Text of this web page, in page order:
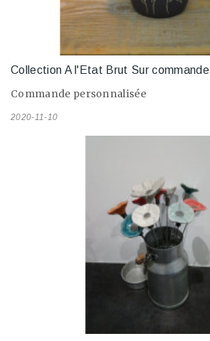
Collection A l'Etat Brut Sur commande
Commande personnalisée
2020-11-10